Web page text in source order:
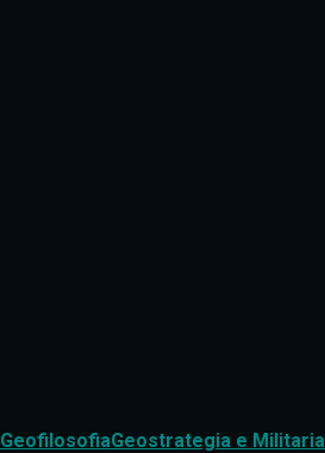
GeofilosofiaGeostrategia e Militaria